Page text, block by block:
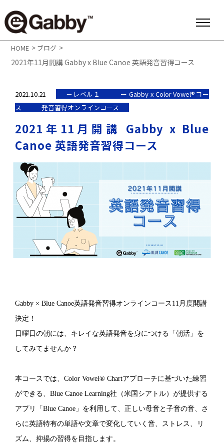
HOME > ブログ >
2021年11月開講 Gabby x Blue Canoe 英語発音習得コース
2021.10.21 －レベル１
ー Gabby x Color Vowel®︎コー
ス
発音習得オンラインコース
2021年11月開講 Gabby x Blue
Canoe 英語発音習得コース
Gabby × Blue Canoe英語発音習得オンラインコース11月度開講
決定！
日曜日の朝には、キレイな英語発音を身につける「朝活」を
してみてませんか？
本コースでは、Color Vowel® Chartアプローチに基づいた練習
ができる、Blue Canoe Learning社（米国シアトル）が提供する
アプリ「Blue Canoe」を利用して、正しい母音と子音の音、さ
らに英語特有の単語や文章で変化していく音、ストレス、リ
ズム、抑揚の習得を目指します。